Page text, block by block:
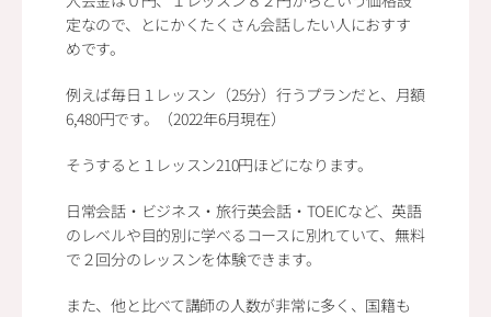
定なので、とにかくたくさん会話したい人におすす
めです。
例えば毎日１レッスン（25分）行うプランだと、月額
6,480円です。（2022年6月現在）
そうすると１レッスン210円ほどになります。
日常会話・ビジネス・旅行英会話・TOEICなど、英語
のレベルや目的別に学べるコースに別れていて、無料
で２回分のレッスンを体験できます。
また、他と比べて講師の人数が非常に多く、国籍も